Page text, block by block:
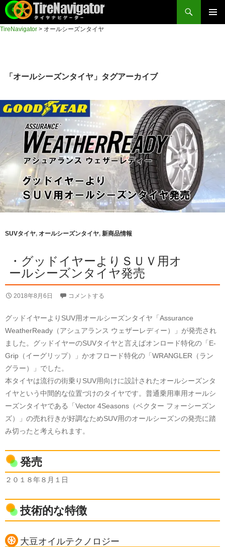
TireNavigator
検
索コ
ン
ツ
キ
TireNavigator > オールシーズンタイヤ
「オールシーズンタイヤ」タグアーカイブ
SUVタイヤ, オールシーズンタイヤ, 新商品情報
・グッドイヤーよりＳＵＶ用オ
ールシーズンタイヤ発売
2018年8月6日 コメントする
グッドイヤーよりSUV用オールシーズンタイヤ「Assurance
WeatherReady（アシュアランス ウェザーレディー）」が発売され
ました。グッドイヤーのSUVタイヤと言えばオンロード特化の「E-
Grip（イーグリップ）」かオフロード特化の「WRANGLER（ラン
グラー）」でした。
本タイヤは流行の街乗りSUV用向けに設計されたオールシーズンタ
イヤという中間的な位置づけのタイヤです。普通乗用車用オールシ
ーズンタイヤである「Vector 4Seasons（ベクター フォーシーズン
ズ）」の売れ行きが好調なためSUV用のオールシーズンの発売に踏
み切ったと考えられます。
発売
２０１８年８月１日
技術的な特徴
大豆オイルテクノロジー